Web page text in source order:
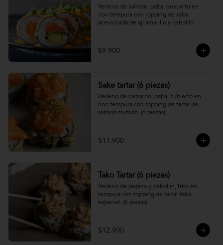
Relleno de salmón, palta, envuelto en
nori tempura con topping de salsa
acevichada de ají amarillo y cebollín.
$9.900
Sake tartar (6 piezas)
Relleno de camaron, palta, cubierto en
nori tempura con topping de tartar de
salmon trufado. (6 piezas)
$11.900
Tako Tartar (6 piezas)
Relleno de pepino y cebollin, frito en
tempura con topping de tartar tako
especial. (6 piezas)
$12.900